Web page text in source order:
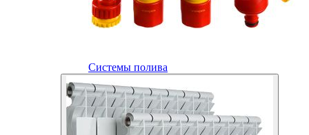
Системы полива